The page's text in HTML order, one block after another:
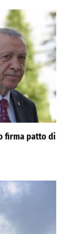
firma patto di